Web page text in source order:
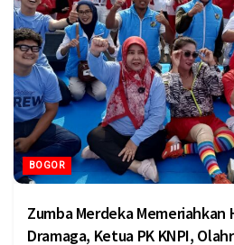
BOGOR
Zumba Merdeka Memeriahkan
Dramaga, Ketua PK KNPI,